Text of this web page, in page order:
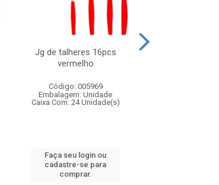
Jg de talheres 16pcs
vermelho
Código: 005969
Embalagem: Unidade
Caixa Com: 24 Unidade(s)
Faça seu login ou
cadastre-se para
comprar.